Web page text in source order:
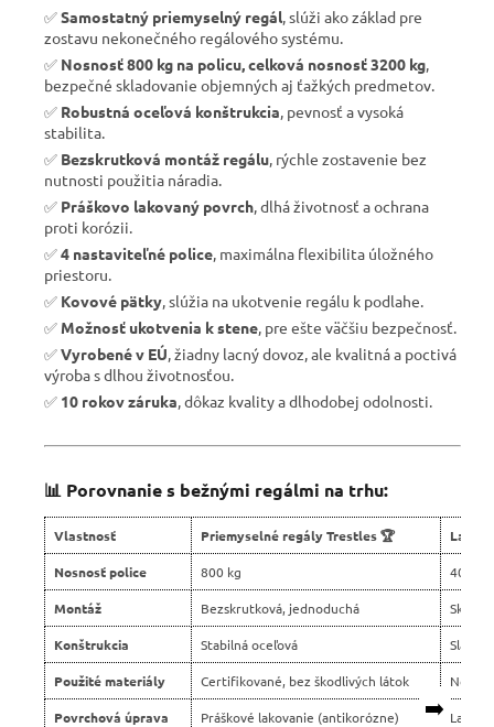
✅Samostatný priemyselný regál , slúži ako základ pre
zostavu nekonečného regálového systému.
✅ Nosnosť 800 kg na policu, celková nosnosť 3200 kg
bezpečné skladovanie objemných aj ťažkých predmetov.
✅ Robustná oceľová konštrukcia , pevnosť a vysoká
stabilita.
✅ Bezskrutková montáž regálu , rýchle zostavenie bez
nutnosti použitia náradia.
✅ Práškovo lakovaný povrch , dlhá životnosť a ochrana
proti korózii.
✅4 nastaviteľné police , maximálna flexibilita úložného
priestoru.
✅ Kovové pätky , slúžia na ukotvenie regálu k podlahe.
✅ Možnosť ukotvenia k stene , pre ešte väčšiu bezpečnosť.
✅Vyrobené v EÚ , žiadny lacný dovoz, ale kvalitná a poctivá
výroba s dlhou životnosťou.
✅ 10 rokov záruka , dôkaz kvality a dlhodobej odolnosti.
📊 Porovnanie s bežnými regálmi na trhu:
➡️
Vlastnosť Priemyselné regály Trestles 🏆 Lacné
Nosnosť police 800 kg 400 kg
Montáž Bezskrutková, jednoduchá
Konštrukcia Stabilná oceľová Slabší
Použité materiály Certifikované, bez škodlivých látok
Povrchová úprava Práškové lakovanie (antikorózne) Lacné